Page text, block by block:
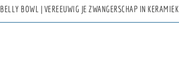
BELLY BOWL | VEREEUWIG JE ZWANGERSCHAP IN KERAMIEK